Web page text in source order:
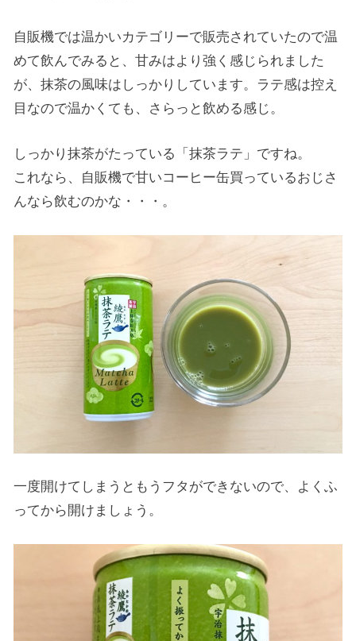
自販機では温かいカテゴリーで販売されていたので温
めて飲んでみると、甘みはより強く感じられました
が、抹茶の風味はしっかりしています。ラテ感は控え
目なので温かくても、さらっと飲める感じ。
しっかり抹茶がたっている「抹茶ラテ」ですね。
これなら、自販機で甘いコーヒー缶買っているおじさ
んなら飲むのかな・・・。
一度開けてしまうともうフタができないので、よくふ
ってから開けましょう。